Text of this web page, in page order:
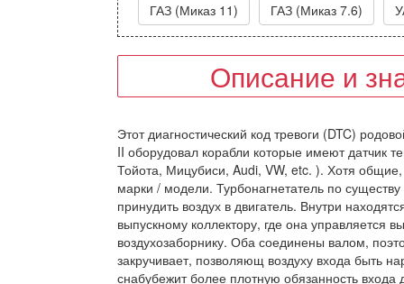
ГАЗ (Миказ 11) ГАЗ (Миказ 7.6)
Описание и
Этот диагностический код тревоги (DTC)
II оборудовал корабли которые имеют датчик
Тойота, Мицубиси, Audi, VW, etc. ). Хотя
марки / модели. Турбонагнетатель по
принудить воздух в двигатель. Внутри
выпускному коллектору, где она управляется
воздухозаборнику. Оба соединены валом,
закручивает, позволяющ воздуху входа быть
снабубежит более плотную обязанность